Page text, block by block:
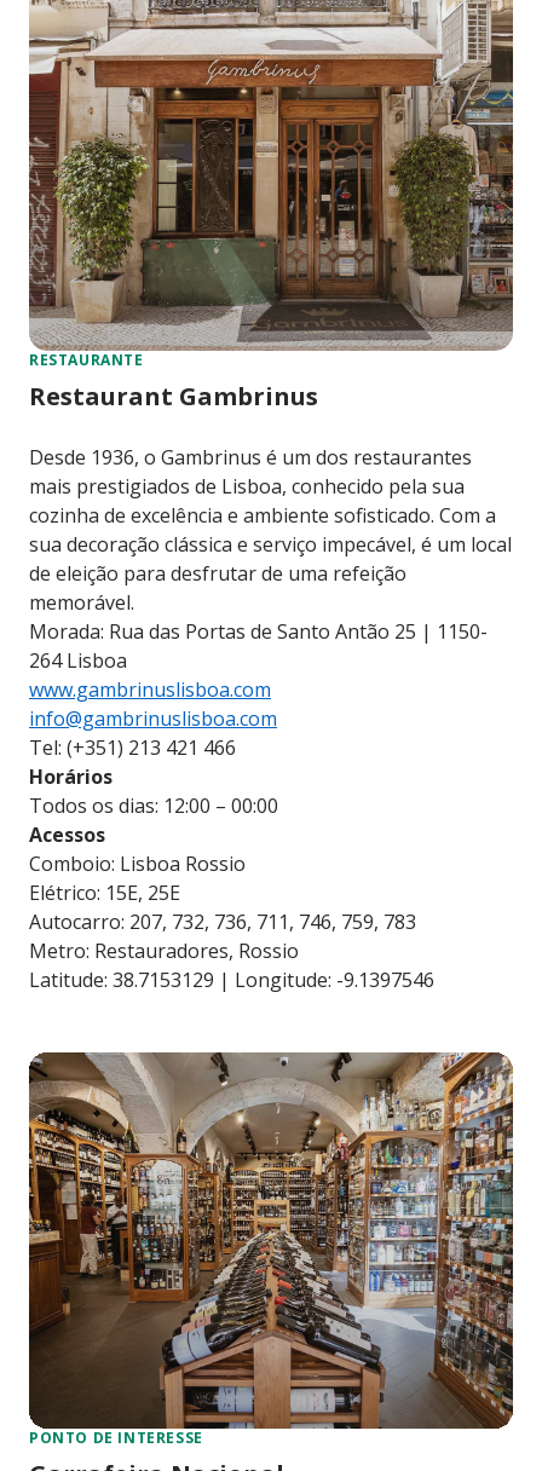
RESTAURANTE
Restaurant Gambrinus
Desde 1936, o Gambrinus é um dos restaurantes
mais prestigiados de Lisboa, conhecido pela sua
cozinha de excelência e ambiente sofisticado. Com a
sua decoração clássica e serviço impecável, é um local
de eleição para desfrutar de uma refeição
memorável.
Morada: Rua das Portas de Santo Antão 25 | 1150-
264 Lisboa
www.gambrinuslisboa.com
info@gambrinuslisboa.com
Tel: (+351) 213 421 466
Horários
Todos os dias: 12:00 – 00:00
Acessos
Comboio: Lisboa Rossio
Elétrico: 15E, 25E
Autocarro: 207, 732, 736, 711, 746, 759, 783
Metro: Restauradores, Rossio
Latitude: 38.7153129 | Longitude: -9.1397546
PONTO DE INTERESSE